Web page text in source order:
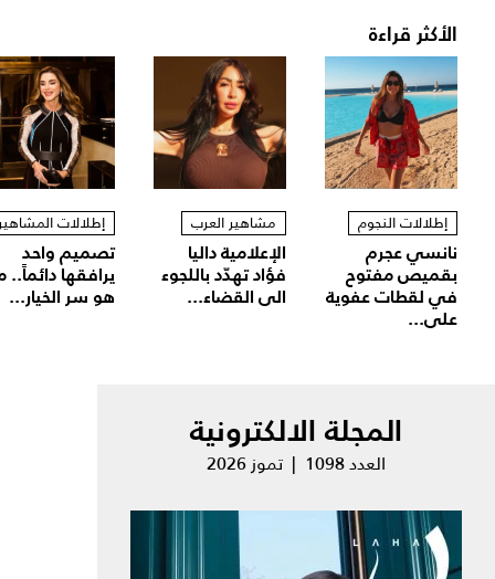
الأكثر قراءة
إطلالات النجوم
نانسي عجرم
بقميص مفتوح
في لقطات عفوية
على...
مشاهير العرب
الإعلامية داليا
فؤاد تهدّد باللجوء
الى القضاء...
إطلالات
تصميم واحد
يرافقها دائماً..
هو سر الخيار...
المجلة الالكترونية
العدد 1098 | تموز 2026